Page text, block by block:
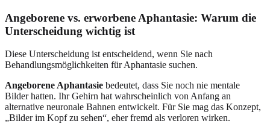
Angeborene vs. erworbene Aphantasie: Warum die
Unterscheidung wichtig ist
Diese Unterscheidung ist entscheidend, wenn Sie nach
Behandlungsmöglichkeiten für Aphantasie suchen.
Angeborene Aphantasie bedeutet, dass Sie noch nie mentale
Bilder hatten. Ihr Gehirn hat wahrscheinlich von Anfang an
alternative neuronale Bahnen entwickelt. Für Sie mag das Konzept,
„Bilder im Kopf zu sehen“, eher fremd als verloren wirken.